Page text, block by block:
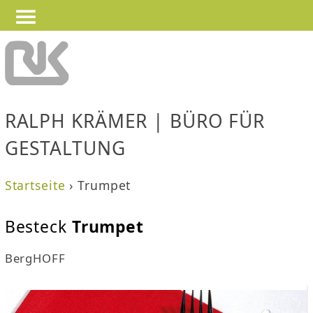
—
—
—
RALPH KRÄMER | BÜRO FÜR
GESTALTUNG
i
e
Startseite ›Trumpet
Besteck Trumpet
BergHOFF